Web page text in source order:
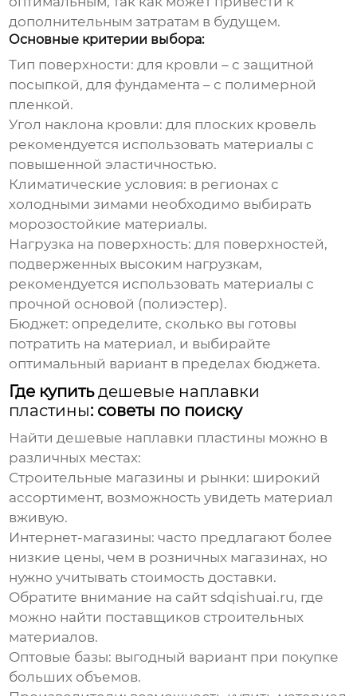
дополнительным затратам в будущем.
Основные критерии выбора:
Тип поверхности: для кровли – с защитной
посыпкой, для фундамента – с полимерной
пленкой.
Угол наклона кровли: для плоских кровель
рекомендуется использовать материалы с
повышенной эластичностью.
Климатические условия: в регионах с
холодными зимами необходимо выбирать
морозостойкие материалы.
Нагрузка на поверхность: для поверхностей,
подверженных высоким нагрузкам,
рекомендуется использовать материалы с
прочной основой (полиэстер).
Бюджет: определите, сколько вы готовы
потратить на материал, и выбирайте
оптимальный вариант в пределах бюджета.
Где купитьдешевые наплавки
пластины: советы по поиску
Найтидешевые наплавки пластины можно в
различных местах:
Строительные магазины и рынки: широкий
ассортимент, возможность увидеть материал
вживую.
Интернет-магазины: часто предлагают более
низкие цены, чем в розничных магазинах, но
нужно учитывать стоимость доставки.
Обратите внимание на сайтsdqishuai.ru, где
можно найти поставщиков строительных
материалов.
Оптовые базы: выгодный вариант при покупке
больших объемов.